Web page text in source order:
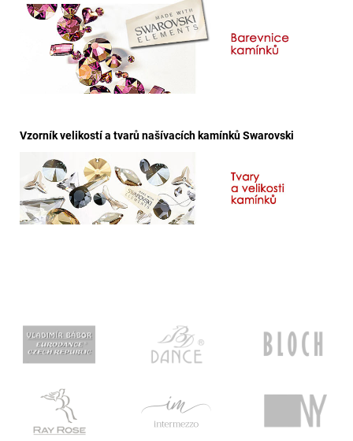
Vzorník velikostí a tvarů našívacích kamínků Swarovski